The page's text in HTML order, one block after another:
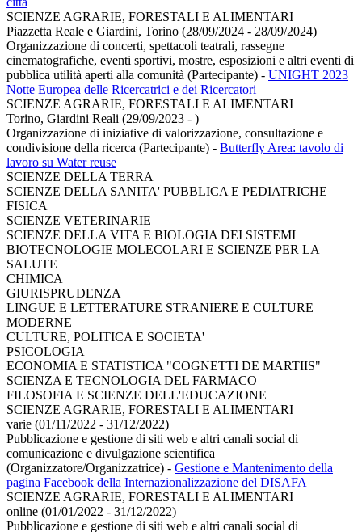
SCIENZE AGRARIE, FORESTALI E ALIMENTARI
Piazzetta Reale e Giardini, Torino (28/09/2024 - 28/09/2024)
Organizzazione di concerti, spettacoli teatrali, rassegne
cinematografiche, eventi sportivi, mostre, esposizioni e altri eventi di
pubblica utilità aperti alla comunità (Partecipante) - UNIGHT 2023
Notte Europea delle Ricercatrici e dei Ricercatori
SCIENZE AGRARIE, FORESTALI E ALIMENTARI
Torino, Giardini Reali (29/09/2023 - )
Organizzazione di iniziative di valorizzazione, consultazione e
condivisione della ricerca (Partecipante) - Butterfly Area: tavolo di
lavoro su Water reuse
SCIENZE DELLA TERRA
SCIENZE DELLA SANITA' PUBBLICA E PEDIATRICHE
FISICA
SCIENZE VETERINARIE
SCIENZE DELLA VITA E BIOLOGIA DEI SISTEMI
BIOTECNOLOGIE MOLECOLARI E SCIENZE PER LA
SALUTE
CHIMICA
GIURISPRUDENZA
LINGUE E LETTERATURE STRANIERE E CULTURE
MODERNE
CULTURE, POLITICA E SOCIETA'
PSICOLOGIA
ECONOMIA E STATISTICA "COGNETTI DE MARTIIS"
SCIENZA E TECNOLOGIA DEL FARMACO
FILOSOFIA E SCIENZE DELL'EDUCAZIONE
SCIENZE AGRARIE, FORESTALI E ALIMENTARI
varie (01/11/2022 - 31/12/2022)
Pubblicazione e gestione di siti web e altri canali social di
comunicazione e divulgazione scientifica
(Organizzatore/Organizzatrice) - Gestione e Mantenimento della
pagina Facebook della Internazionalizzazione del DISAFA
SCIENZE AGRARIE, FORESTALI E ALIMENTARI
online (01/01/2022 - 31/12/2022)
Pubblicazione e gestione di siti web e altri canali social di